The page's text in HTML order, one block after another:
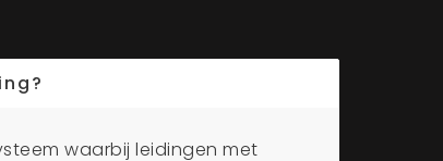
waarbij leidingen met